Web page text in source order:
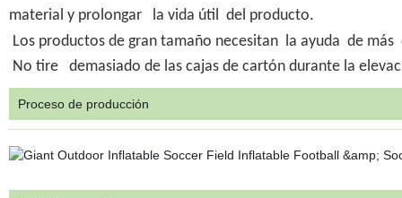
material y prolongar la vida útil del producto.
Los productos de gran tamaño necesitan la ayuda de
No tire
demasiado de las cajas de cartón durante la
Proceso de producción